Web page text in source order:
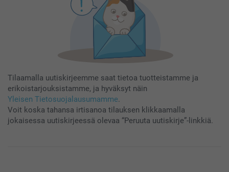
Tilaamalla uutiskirjeemme saat tietoa tuotteistamme ja
erikoistarjouksistamme, ja hyväksyt näin
Yleisen Tietosuojalausumamme.
Voit koska tahansa irtisanoa tilauksen klikkaamalla
jokaisessa uutiskirjeessä olevaa “Peruuta uutiskirje”-linkkiä.